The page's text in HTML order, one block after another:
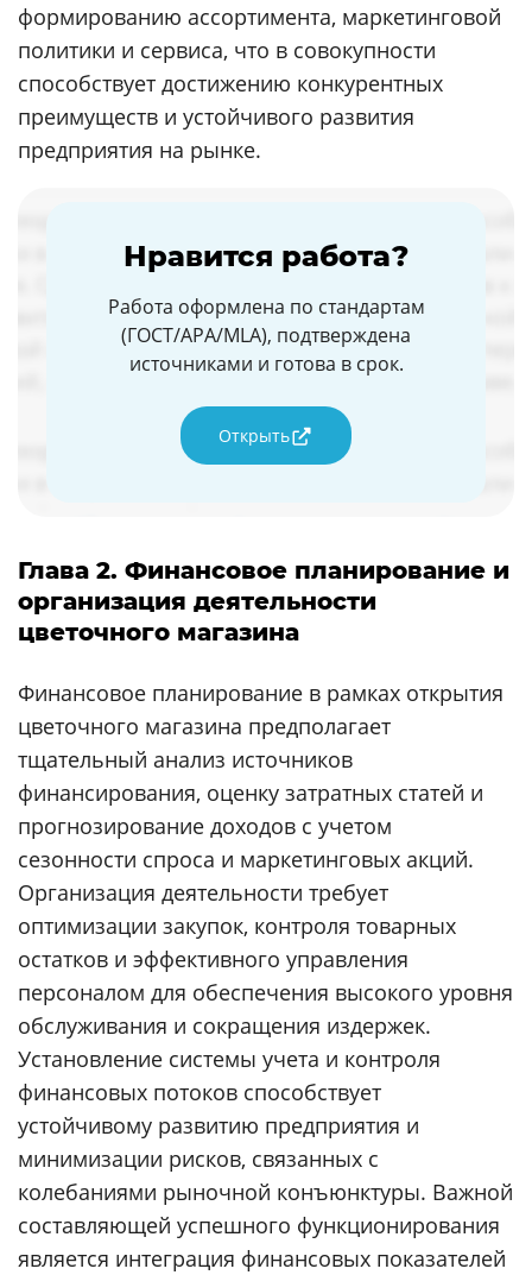
формированию ассортимента, маркетинговой
политики и сервиса, что в совокупности
способствует достижению конкурентных
преимуществ и устойчивого развития
предприятия на рынке.
Нравится работа?
Работа оформлена по стандартам
(ГОСТ/APA/MLA), подтверждена
источниками и готова в срок.
Открыть
Глава 2. Финансовое планирование и
организация деятельности
цветочного магазина
Финансовое планирование в рамках открытия
цветочного магазина предполагает
тщательный анализ источников
финансирования, оценку затратных статей и
прогнозирование доходов с учетом
сезонности спроса и маркетинговых акций.
Организация деятельности требует
оптимизации закупок, контроля товарных
остатков и эффективного управления
персоналом для обеспечения высокого уровня
обслуживания и сокращения издержек.
Установление системы учета и контроля
финансовых потоков способствует
устойчивому развитию предприятия и
минимизации рисков, связанных с
колебаниями рыночной конъюнктуры. Важной
составляющей успешного функционирования
является интеграция финансовых показателей